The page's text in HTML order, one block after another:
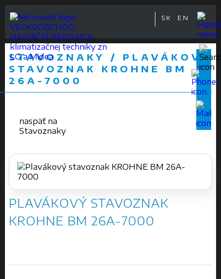
VEĽKOOBCHOD,
NAJVÄČŠÍ PREDAJCA
klimatizačnej techniky zn
LG a Midea
SK EN
STAVOZNAKY / PLAVÁKOVÝ
STAVOZNAK KROHNE BM
26A-7000
naspäť na
Stavoznaky
PLAVÁKOVÝ STAVOZNAK
KROHNE BM 26A-7000